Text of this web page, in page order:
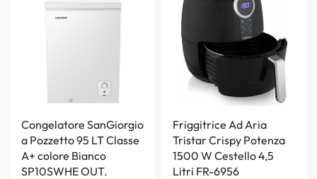
Congelatore SanGiorgio
a Pozzetto 95 LT Classe
A+ colore Bianco
SP10SWHE OUT.
Friggitrice Ad Aria
Tristar Crispy Potenza
1500 W Cestello 4,5
Litri FR-6956